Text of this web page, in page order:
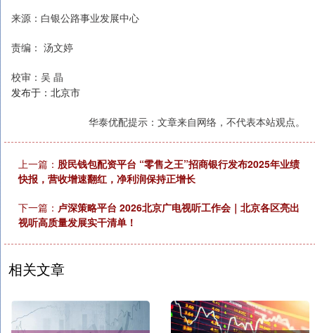
来源：白银公路事业发展中心
责编： 汤文婷
校审：吴 晶
发布于：北京市
华泰优配提示：文章来自网络，不代表本站观点。
上一篇： 股民钱包配资平台 “零售之王”招商银行发布2025年业绩
快报，营收增速翻红，净利润保持正增长
下一篇： 卢深策略平台 2026北京广电视听工作会｜北京各区亮出
视听高质量发展实干清单！
相关文章